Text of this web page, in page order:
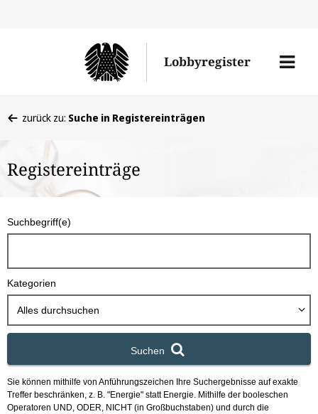
den
Lobbyregister
Menü
befinden
hier:
zurück zu: Suche in Registereinträgen
Registereinträge
u
h
b
x
Suchbegriff(e)
Kategorien
Alles durchsuchen
Suchen
Sie können mithilfe von Anführungszeichen Ihre Suchergebnisse auf exakte
Treffer beschränken, z. B. "Energie" statt Energie. Mithilfe der booleschen
Operatoren UND, ODER, NICHT (in Großbuchstaben) und durch die